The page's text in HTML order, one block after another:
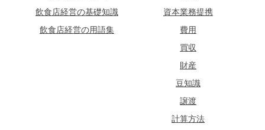
飲食店経営の基礎知識
飲食店経営の用語集
資本業務提携
費用
買収
財産
豆知識
譲渡
計算方法